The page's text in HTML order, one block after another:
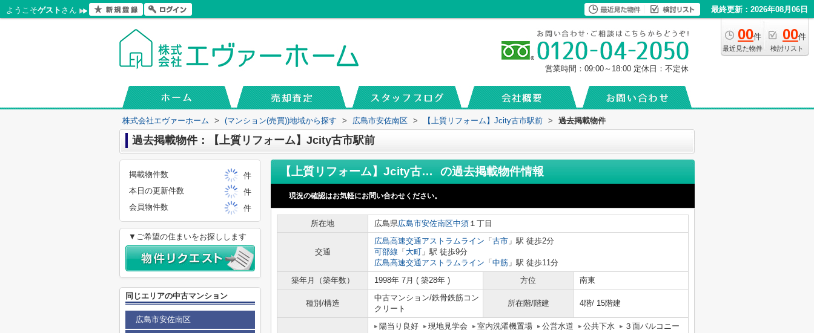
ようこそゲスト さん 最終更新：2026年08月06日
00件
最近見た物件
00件
検討リスト
営業時間：09:00～18:00 定休日：不定休
株式会社エヴァーホーム > (マンション(売買))地域から探す > 広島市安佐南区 > 【上質リフォーム】Jcity古市駅前 > 過去掲載物件
過去掲載物件：【上質リフォーム】Jcity古市駅前
【上質リフォーム】Jcity古市駅前 の過去掲載物件情報
現況の確認はお気軽にお問い合わせください。
所在地 広島県広島市安佐南区中須 １丁目
交通
広島高速交通アストラムライン 「 古市 」駅 徒歩2分
可部線 「 大町 」駅 徒歩9分
広島高速交通アストラムライン 「 中筋 」駅 徒歩11分
築年月（築年数）
1998年 7月 ( 築28年 ) 方位 南東
種別/構造
中古マンション/鉄骨鉄筋コン
クリート
所在階/階建 4階/ 15階建
陽当り良好 現地見学会 室内洗濯機置場 公営水道 公共下水
３面バルコニー
掲載物件数
件
本日の更新件数
件
会員物件数
件
▼ご希望の住まいをお探しします
同じエリアの中古マンション
広島市安佐南区